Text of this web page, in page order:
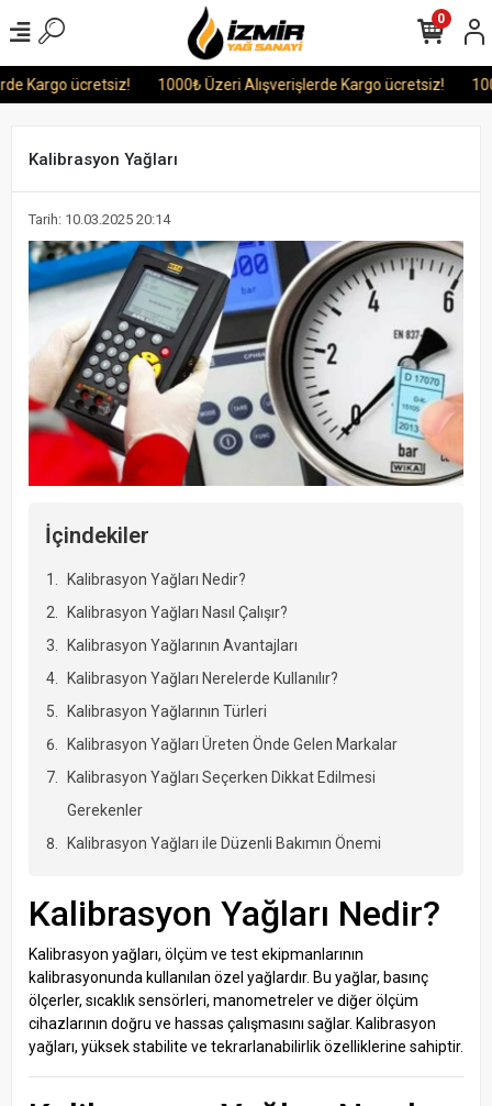
Kargo ücretsiz! 1000₺ Üzeri Alışverişlerde Kargo ücretsiz!
0
Kalibrasyon Yağları
Tarih: 10.03.2025 20:14
İçindekiler
Kalibrasyon Yağları Nedir?
Kalibrasyon Yağları Nasıl Çalışır?
Kalibrasyon Yağlarının Avantajları
Kalibrasyon Yağları Nerelerde Kullanılır?
Kalibrasyon Yağlarının Türleri
Kalibrasyon Yağları Üreten Önde Gelen Markalar
Kalibrasyon Yağları Seçerken Dikkat Edilmesi
Gerekenler
Kalibrasyon Yağları ile Düzenli Bakımın Önemi
Kalibrasyon Yağları Nedir?
Kalibrasyon yağları, ölçüm ve test ekipmanlarının
kalibrasyonunda kullanılan özel yağlardır. Bu yağlar, basınç
ölçerler, sıcaklık sensörleri, manometreler ve diğer ölçüm
cihazlarının doğru ve hassas çalışmasını sağlar. Kalibrasyon
yağları, yüksek stabilite ve tekrarlanabilirlik özelliklerine sahiptir.